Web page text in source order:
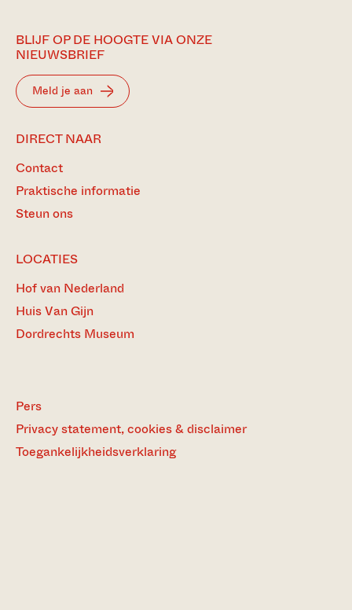
BLIJF OP DE HOOGTE VIA ONZE
NIEUWSBRIEF
Meld je aan
DIRECT NAAR
Contact
Praktische informatie
Steun ons
LOCATIES
Hof van Nederland
Huis Van Gijn
Dordrechts Museum
Pers
Privacy statement, cookies & disclaimer
Toegankelijkheidsverklaring